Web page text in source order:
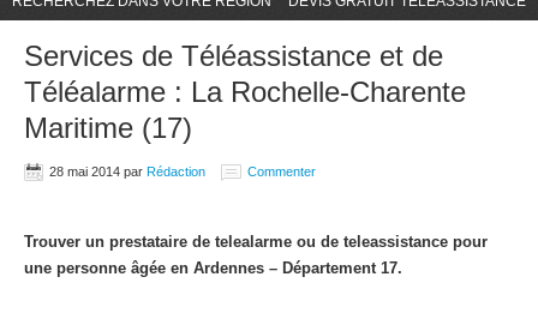
Services de Téléassistance et de
Téléalarme : La Rochelle-Charente
Maritime (17)
28 mai 2014 par Rédaction Commenter
Trouver un prestataire de telealarme ou de teleassistance pour
une personne âgée en Ardennes – Département 17.